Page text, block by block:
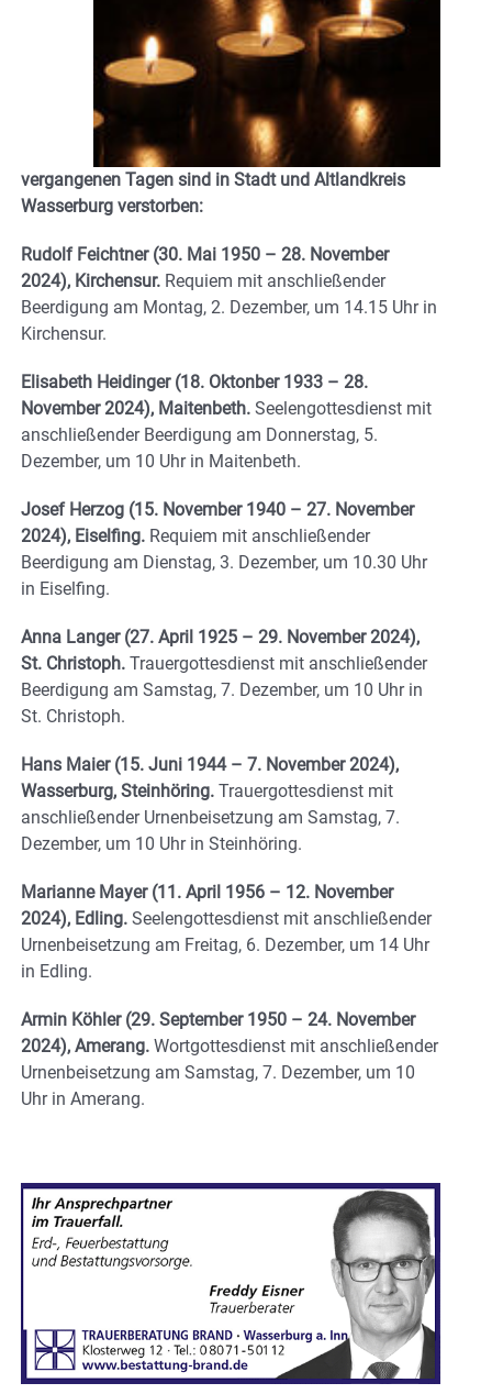
vergangenen Tagen sind in Stadt und Altlandkreis
Wasserburg verstorben:
Rudolf Feichtner (30. Mai 1950 – 28. November
2024), Kirchensur. Requiem mit anschließender
Beerdigung am Montag, 2. Dezember, um 14.15 Uhr in
Kirchensur.
Elisabeth Heidinger (18. Oktonber 1933 – 28.
November 2024), Maitenbeth. Seelengottesdienst mit
anschließender Beerdigung am Donnerstag, 5.
Dezember, um 10 Uhr in Maitenbeth.
Josef Herzog (15. November 1940 – 27. November
2024), Eiselfing. Requiem mit anschließender
Beerdigung am Dienstag, 3. Dezember, um 10.30 Uhr
in Eiselfing.
Anna Langer (27. April 1925 – 29. November 2024),
St. Christoph. Trauergottesdienst mit anschließender
Beerdigung am Samstag, 7. Dezember, um 10 Uhr in
St. Christoph.
Hans Maier (15. Juni 1944 – 7. November 2024),
Wasserburg, Steinhöring. Trauergottesdienst mit
anschließender Urnenbeisetzung am Samstag, 7.
Dezember, um 10 Uhr in Steinhöring.
Marianne Mayer (11. April 1956 – 12. November
2024), Edling. Seelengottesdienst mit anschließender
Urnenbeisetzung am Freitag, 6. Dezember, um 14 Uhr
in Edling.
Armin Köhler (29. September 1950 – 24. November
2024), Amerang. Wortgottesdienst mit anschließender
Urnenbeisetzung am Samstag, 7. Dezember, um 10
Uhr in Amerang.